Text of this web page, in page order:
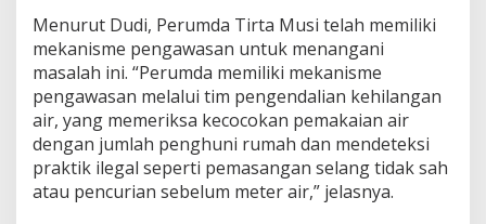
a
n
K
e
r
u
g
i
a
n
Menurut Dudi, Perumda Tirta Musi telah memiliki
mekanisme pengawasan untuk menangani
masalah ini. “Perumda memiliki mekanisme
pengawasan melalui tim pengendalian kehilangan
air, yang memeriksa kecocokan pemakaian air
dengan jumlah penghuni rumah dan mendeteksi
praktik ilegal seperti pemasangan selang tidak sah
atau pencurian sebelum meter air,” jelasnya.